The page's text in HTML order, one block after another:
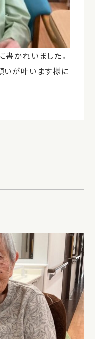
書かれいました。
いが叶います様に